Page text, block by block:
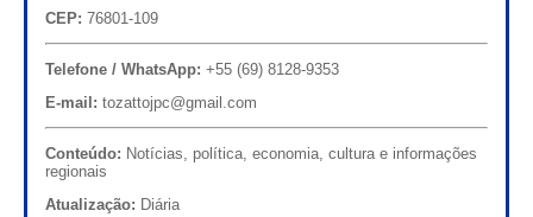
CEP: 76801-109
Telefone / WhatsApp: +55 (69) 8128-9353
E-mail: tozattojpc@gmail.com
Conteúdo: Notícias, política, economia, cultura e informações
regionais
Atualização: Diária